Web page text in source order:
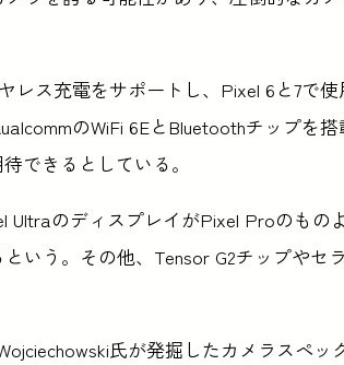
レス充電をサポートし、Pixel 6と7で
のWiFi 6EとBluetoothチップを
できるとしている。
UltraのディスプレイがPixel Proのもの
いう。その他、Tensor G2チップやセ
氏が発掘したカメラスペッ